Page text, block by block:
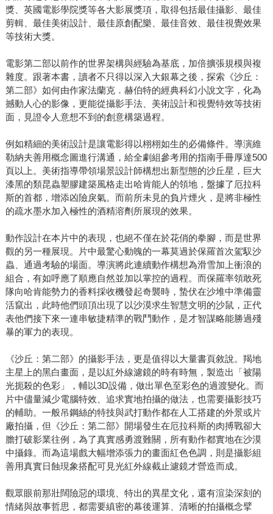
獎、英國電影學院獎等各大影展獎項，取得包括最佳攝影、最佳
剪輯、最佳美術設計、最佳原創配樂、最佳音效、最佳視覺效果
等技術大獎。
電影第二部以前作的世界架構與經驗為基底，加倍擴張規模與複
雜度。跟著本書，讀者不只得以深入大銀幕之後，探索《沙丘：
第二部》如何由作家法蘭克．赫伯特的經典科幻小說文字，化為
撼動人心的影像，更能從攝影手法、美術設計和視覺特效等技術
面，見證令人意想不到的創意構築過程。
例如精細的美術設計是讓電影得以栩栩如生的必備條件。導演維
勒納夫善用概念圖進行溝通，給全劇組參考用的指南手冊厚達500
頁以上。美術指導帶領場景設計師構想出新型態的沙丘星，巨大
漆黑的類昆蟲塑膠建築風格走出哈肯能人的領地，盤據了厄拉科
斯的首都，增添凶險戾氣。而前所未見的負片煙火，是將非極性
的疏水墨水加入極性的酒精溶劑所展現的效果。
動作設計在本片中的表現，也絕不僅在於花俏的拳腳，而是世界
觀的另一種展現。片中最驚心動魄的一幕莫過於保羅首次駕馭沙
蟲、通過考驗的場面。導演將此連續動作構想為滑雪加上衝浪的
組合，有如呼應了順應自然並加以掌控的過程。而保羅率領敢死
隊向哈肯能勢力的香料採收機發起奇襲時，蟄伏在沙堆中準備靈
活竄出，此時他們頭頂出現了以沙漠求生智慧文明的沙鼠，正代
表他們接下來一連串敏捷精準的戰鬥動作，是才智謀略能勝過殘
暴的軍力的表現。
《沙丘：第二部》的攝影手法，更是值得以大量書頁敘說。羯地
主星上的黑白畫面，是以紅外線濾鏡的時有時無，製造出「被陽
光扼殺的色彩」，輔以3D設備，做出單色至彩色的過渡變化。而
片中儘量減少電腦特效、追求實地拍攝的做法，也需要攝影技巧
的輔助。一般吊鋼絲的特技與武打動作都在人工搭建的外景或片
廠拍攝，但《沙丘：第二部》開場發生在厄拉科斯的肉搏戰卻大
膽打破影業往例，為了真實感勇渡難關，所有動作都實地在沙漠
中攝錄。而為這場戲大幅增添張力的畫面紅色色調，則是攝影組
善用真實日蝕現象搭配可見光紅外線截止濾鏡才營造而成。
觀眾眼前那壯闊險惡的環境、特出的異星文化，還有渲染深刻的
情緒與故事哲思，都需要縝密的幕後運算、清晰的拍攝概念擘